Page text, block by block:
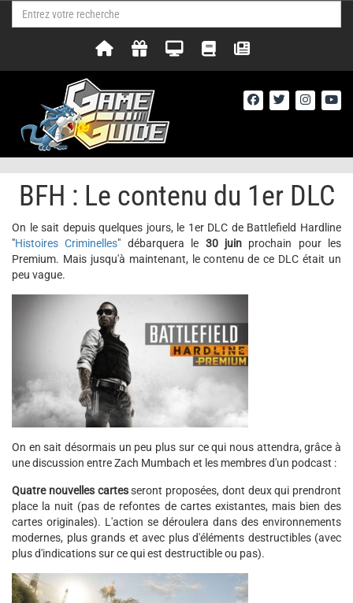
BFH : Le contenu du 1er DLC
On le sait depuis quelques jours, le 1er DLC de Battlefield Hardline
"Histoires Criminelles" débarquera le 30 juinprochain pour les
Premium. Mais jusqu'à maintenant, le contenu de ce DLC était un
peu vague.
On en sait désormais un peu plus sur ce qui nous attendra, grâce à
une discussion entre Zach Mumbach et les membres d'un podcast :
Quatre nouvelles cartesseront proposées, dont deux qui prendront
place la nuit (pas de refontes de cartes existantes, mais bien des
cartes originales). L'action se déroulera dans des environnements
modernes, plus grands et avec plus d'éléments destructibles (avec
plus d'indications sur ce qui est destructible ou pas).